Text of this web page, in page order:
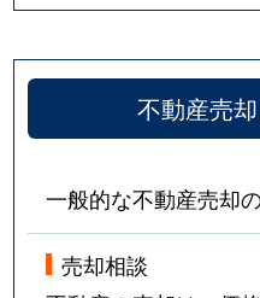
不動産売
一般的な不動産売却
売却相談